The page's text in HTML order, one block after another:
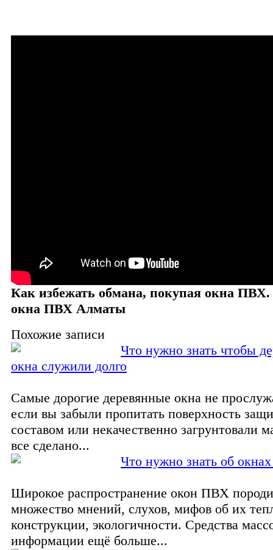
Как избежать обмана, покупая окна
окна ПВХ Алматы
Похожие записи
Что нужно знать чтобы
окна служили долго
Самые дорогие деревянные окна не
если вы забыли пропитать поверхность
составом или некачественно загрунтовали
все сделано...
Что нужно знать об
Широкое распространение окон ПВХ
множество мнений, слухов, мифов об их
конструкции, экологичности. Средства
информации ещё больше...